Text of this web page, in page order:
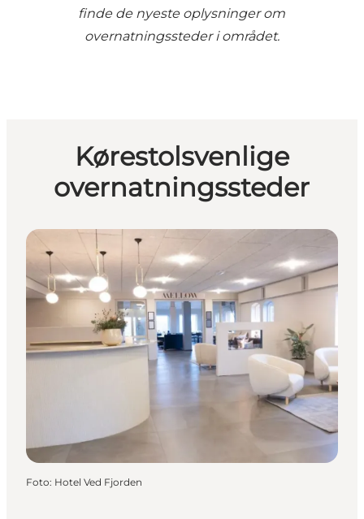
finde de nyeste oplysninger om
overnatningssteder i området.
Kørestolsvenlige
overnatningssteder
Foto: Hotel Ved Fjorden